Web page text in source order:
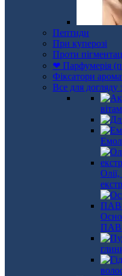
Пептиди
При куперозі
Проти
❤ Парфумерія
Фіксатори
Все для догляду